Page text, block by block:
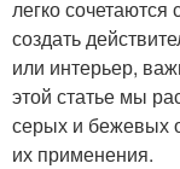
легко
создать
или интерьер,
этой статье мы
серых и бежевых
их применения.